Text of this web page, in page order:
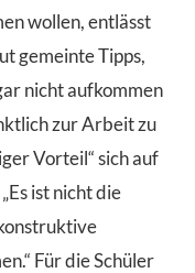
wollen, entlässt
gemeinte Tipps,
nicht aufkommen
zur Arbeit zu
Vorteil“ sich auf
ist nicht die
Für die Schüler